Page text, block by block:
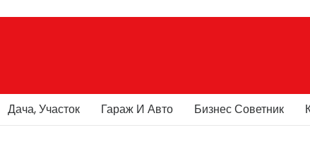
Дача, Участок Гараж И Авто Бизнес Советник